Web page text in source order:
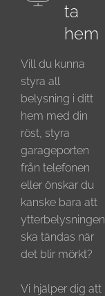
ta
hem
Vill du kunna
styra all
belysning i ditt
hem med din
röst, styra
garageporten
från telefonen
eller önskar du
kanske bara att
ytterbelysningen
ska tändas när
det blir mörkt?
Vi hjälper dig att